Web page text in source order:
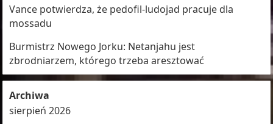
Vance potwierdza, że pedofil-ludojad pracuje dla
mossadu
Burmistrz Nowego Jorku: Netanjahu jest
zbrodniarzem, którego trzeba aresztować
Archiwa
sierpień 2026